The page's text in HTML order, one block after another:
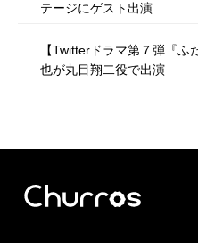
テージにゲスト出演
【Twitterドラマ第７弾『
也が丸目翔二役で出演